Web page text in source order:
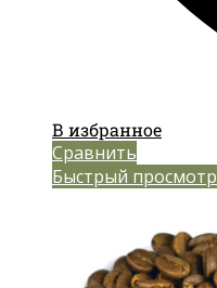
В избранное
Сравнить
Быстрый просмотр